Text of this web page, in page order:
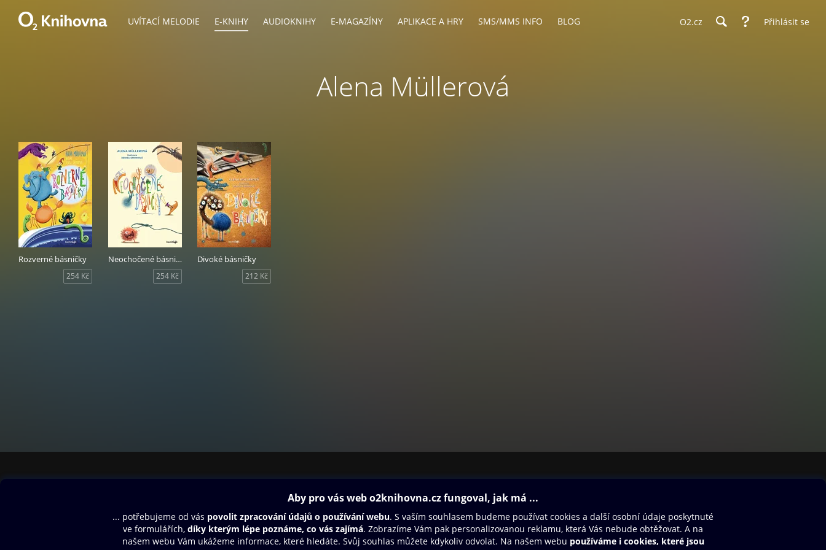
UVÍTACÍ MELODIE E-KNIHY AUDIOKNIHY E-MAGAZÍNY APLIKACE A HRY SMS/MMS INFO BLOG O2.cz Přihlásit se
Alena Müllerová
Rozverné básničky
254 Kč
Neochočené básničky
254 Kč
Divoké básničky
212 Kč
Aplikace a hry
SMS/MMS Info
Blog
Dárkový poukaz
Nápověda
Oneplay Originály
Sport